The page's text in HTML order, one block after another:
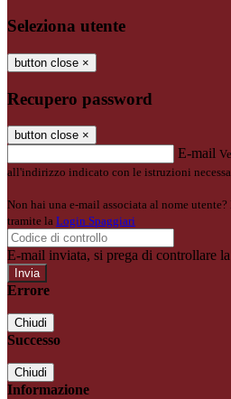
Seleziona utente
button close ×
Recupero password
button close ×
E-mail
all'indirizzo indicato con le istruzioni
Non hai una e-mail associata al nome
tramite la Login Spaggiari
E-mail inviata, si prega di controllare
Errore
Chiudi
Successo
Chiudi
Informazione